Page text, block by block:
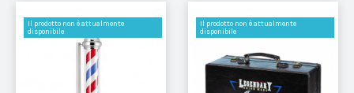
Il prodotto non è attualmente
disponibile
Il prodotto non è attualmente
disponibile